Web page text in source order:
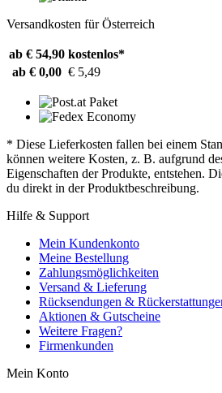
Versandkosten für Österreich
ab € 54,90 kostenlos*
ab € 0,00 € 5,49
* Diese Lieferkosten fallen bei einem
können weitere Kosten, z. B. aufgrund
Eigenschaften der Produkte, entstehen.
du direkt in der Produktbeschreibung.
Hilfe & Support
Mein Kundenkonto
Meine Bestellung
Zahlungsmöglichkeiten
Versand & Lieferung
Rücksendungen &
Aktionen & Gutscheine
Weitere Fragen?
Firmenkunden
Mein Konto